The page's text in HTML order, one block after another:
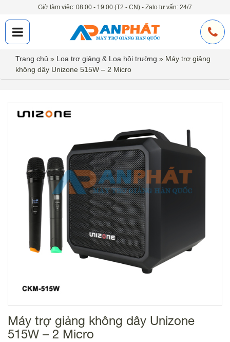
Giờ làm việc: 08:00 - 19:00 (T2 - CN) - Zalo tư vấn: 24/7
Trang chủ » Loa trợ giảng & Loa hội trường » Máy trợ giảng
không dây Unizone 515W – 2 Micro
Máy trợ giảng không dây Unizone
515W – 2 Micro